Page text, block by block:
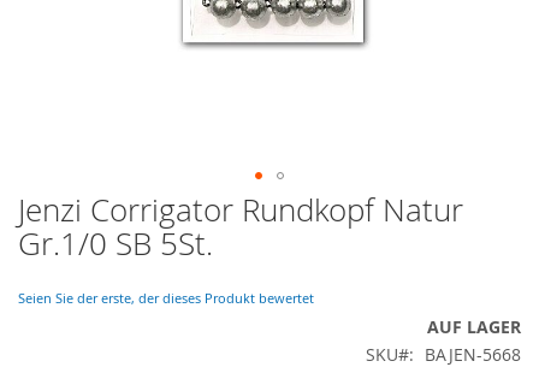
Zum
Anfang
der
springen
Jenzi Corrigator Rundkopf Natur
Gr.1/0 SB 5St.
Seien Sie der erste, der dieses Produkt bewertet
AUF LAGER
SKU
BAJEN-5668